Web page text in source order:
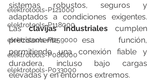
elektrotools-P121000
elektrotools-P118000
elektrotools-P059000
elektrotools-P086000
elektrotools-P033000
sistemas robustos, seguros y
adaptados a condiciones exigentes.
Las clavijas industriales cumplen
precisamente esa función,
permitiendo una conexión fiable y
duradera, incluso bajo cargas
elevadas y en entornos extremos.